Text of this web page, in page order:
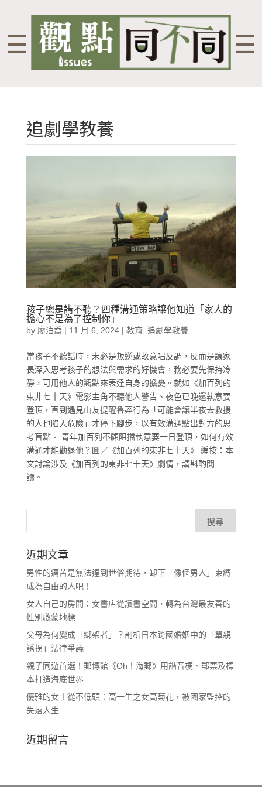
☰ ☰
追劇學教養
孩子總是講不聽？四種溝通策略讓他知道「家人的
擔心不是為了控制你」
by 廖泊喬| 11 月 6, 2024| 教育, 追劇學教養
當孩子不聽話時，未必是叛逆或故意唱反調，反而是讓家
長深入思考孩子的想法與需求的好機會，務必要先保持冷
靜，可用他人的觀點來表達自身的擔憂。就如《加百列的
東非七十天》電影主角不聽他人警告、夜色已晚還執意要
登頂，直到遇見山友提醒魯莽行為「可能會讓半夜去救援
的人也陷入危險」才停下腳步，以有效溝通點出對方的思
考盲點。 青年加百列不顧阻擋執意要一日登頂，如何有效
溝通才能勸退他？圖／《加百列的東非七十天》 編按：本
文討論涉及《加百列的東非七十天》劇情，請斟酌閱
讀。...
近期文章
男性的痛苦是無法達到世俗期待，卸下「像個男人」束縛
成為自由的人吧！
女人自己的房間：女書店從讀書空間，轉為台灣最友善的
性別啟蒙地標
父母為何變成「綁架者」？剖析日本跨國婚姻中的「單親
誘拐」法律爭議
親子同遊首選！郵博館《Oh！海郵》用諧音梗、郵票及標
本打造海底世界
優雅的女士從不低頭：高一生之女高菊花，被國家監控的
失落人生
近期留言